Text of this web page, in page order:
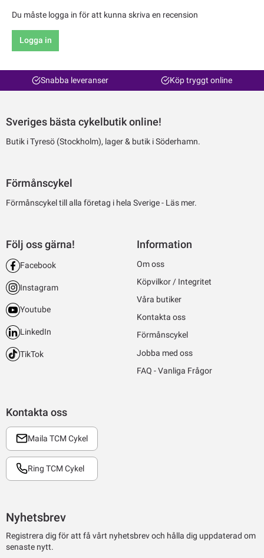
Du måste logga in för att kunna skriva en recension
Logga in
Snabba leveranser Köp tryggt online
Sveriges bästa cykelbutik online!
Butik i Tyresö (Stockholm), lager & butik i Söderhamn.
Förmånscykel
Förmånscykel till alla företag i hela Sverige - Läs mer.
Kontakta oss
Maila TCM Cykel
Ring TCM Cykel
Följ oss gärna!
Facebook
Instagram
Youtube
LinkedIn
TikTok
Information
Om oss
Köpvilkor / Integritet
Våra butiker
Kontakta oss
Förmånscykel
Jobba med oss
FAQ - Vanliga Frågor
Nyhetsbrev
Registrera dig för att få vårt nyhetsbrev och hålla dig uppdaterad om
senaste nytt.